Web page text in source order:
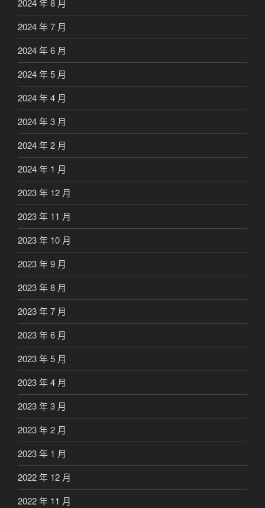
2024 年 8 月
2024 年 7 月
2024 年 6 月
2024 年 5 月
2024 年 4 月
2024 年 3 月
2024 年 2 月
2024 年 1 月
2023 年 12 月
2023 年 11 月
2023 年 10 月
2023 年 9 月
2023 年 8 月
2023 年 7 月
2023 年 6 月
2023 年 5 月
2023 年 4 月
2023 年 3 月
2023 年 2 月
2023 年 1 月
2022 年 12 月
2022 年 11 月